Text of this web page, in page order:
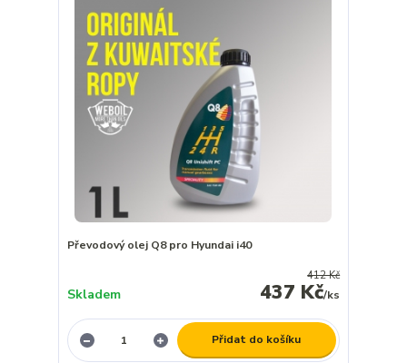
Převodový olej Q8 pro Hyundai i40
412 Kč
437 Kč/ks
Skladem
Přidat do košíku